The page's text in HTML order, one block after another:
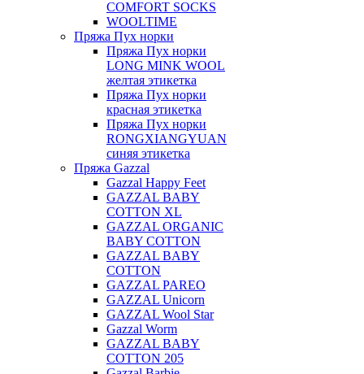
COMFORT SOCKS
WOOLTIME
Пряжа Пух норки
Пряжа Пух норки
LONG MINK WOOL
желтая этикетка
Пряжа Пух норки
красная этикетка
Пряжа Пух норки
RONGXIANGYUAN
синяя этикетка
Пряжа Gazzal
Gazzal Happy Feet
GAZZAL BABY
COTTON XL
GAZZAL ORGANIC
BABY COTTON
GAZZAL BABY
COTTON
GAZZAL PAREO
GAZZAL Unicorn
GAZZAL Wool Star
Gazzal Worm
GAZZAL BABY
COTTON 205